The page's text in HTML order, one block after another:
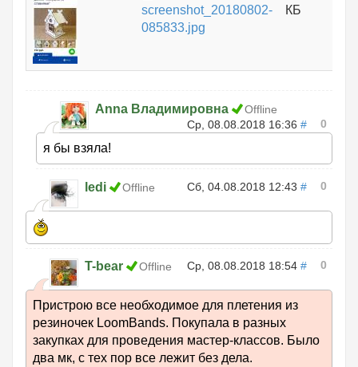
screenshot_20180802-
085833.jpg
КБ
Anna Владимировна
Offline
Ср, 08.08.2018 16:36 # 0
я бы взяла!
ledi Offline Сб, 04.08.2018 12:43 # 0
T-bear Offline Ср, 08.08.2018 18:54 # 0
Пристрою все необходимое для плетения из
резиночек LoomBands. Покупала в разных
закупках для проведения мастер-классов. Было
два мк, с тех пор все лежит без дела.